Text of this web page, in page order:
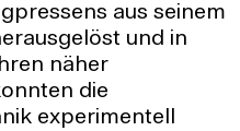
aus seinem
und in
näher
die
experimentell